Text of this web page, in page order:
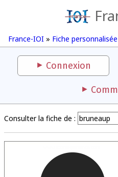
France-IOI » Fiche
Connexion
Consulter la fiche de :